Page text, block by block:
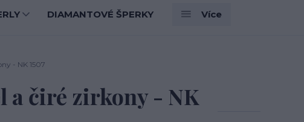
DIAMANTOVÉ ŠPERKY Více
- NK 1507
a čiré zirkony - NK